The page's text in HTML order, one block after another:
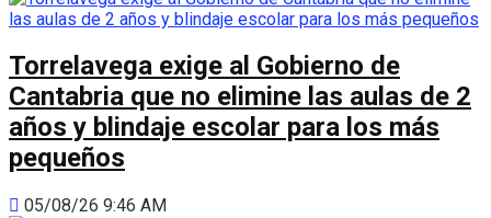
Torrelavega exige al Gobierno de
Cantabria que no elimine las aulas de 2
años y blindaje escolar para los más
pequeños
05/08/26 9:46 AM